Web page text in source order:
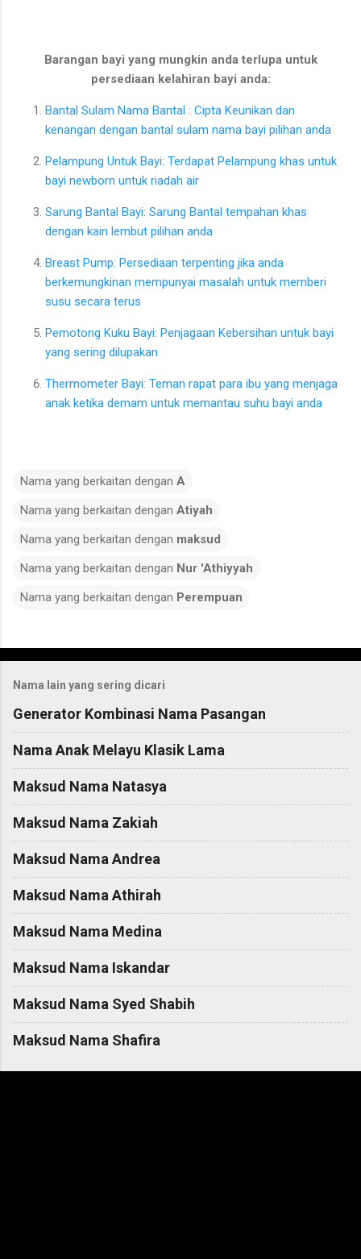
Barangan bayi yang mungkin anda terlupa untuk
persediaan kelahiran bayi anda:
Bantal Sulam Nama Bantal : Cipta Keunikan dan
kenangan dengan bantal sulam nama bayi pilihan anda
Pelampung Untuk Bayi: Terdapat Pelampung khas untuk
bayi newborn untuk riadah air
Sarung Bantal Bayi: Sarung Bantal tempahan khas
dengan kain lembut pilihan anda
Breast Pump: Persediaan terpenting jika anda
berkemungkinan mempunyai masalah untuk memberi
susu secara terus
Pemotong Kuku Bayi: Penjagaan Kebersihan untuk bayi
yang sering dilupakan
Thermometer Bayi: Teman rapat para ibu yang menjaga
anak ketika demam untuk memantau suhu bayi anda
Nama yang berkaitan dengan A
Nama yang berkaitan dengan Atiyah
Nama yang berkaitan dengan maksud
Nama yang berkaitan dengan Nur 'Athiyyah
Nama yang berkaitan dengan Perempuan
o
m
m
e
n
Nama lain yang sering dicari
Generator Kombinasi Nama Pasangan
Nama Anak Melayu Klasik Lama
Maksud Nama Natasya
Maksud Nama Zakiah
Maksud Nama Andrea
Maksud Nama Athirah
Maksud Nama Medina
Maksud Nama Iskandar
Maksud Nama Syed Shabih
Maksud Nama Shafira